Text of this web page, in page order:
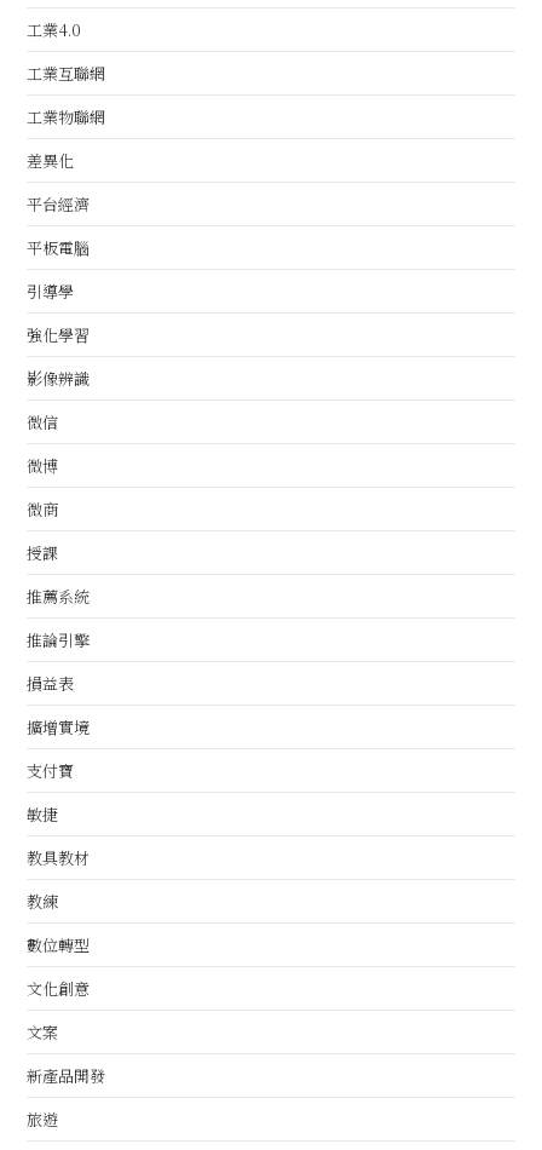
工業4.0
工業互聯網
工業物聯網
差異化
平台經濟
平板電腦
引導學
強化學習
影像辨識
微信
微博
微商
授課
推薦系統
推論引擎
損益表
擴增實境
支付寶
敏捷
教具教材
教練
數位轉型
文化創意
文案
新產品開發
旅遊